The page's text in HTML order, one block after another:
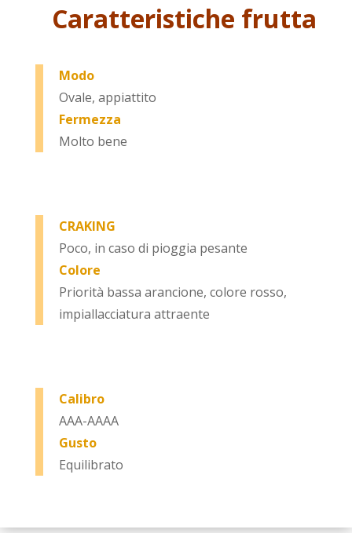
Caratteristiche frutta
Modo
Ovale, appiattito
Fermezza
Molto bene
CRAKING
Poco, in caso di pioggia pesante
Colore
Priorità bassa arancione, colore rosso,
impiallacciatura attraente
Calibro
AAA-AAAA
Gusto
Equilibrato